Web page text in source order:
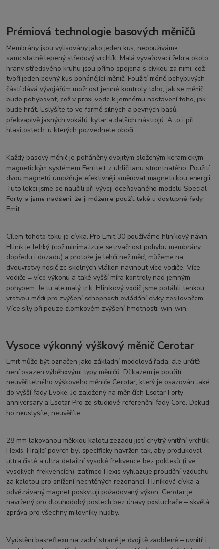
Prémiová technologie basových měničů
Membrány jsou vylisovány jako jeden kus; nepoužíváme
samostatně lepený středový vrchlík. Malá vyvažovací žebra okolo
hrany středového kruhu jsou přímo spojena s cívkou za nimi, což
tvoří jeden pevný kus pohánějící měnič. Použití méně pohyblivých
částí dává vývojářům možnost jemné kontroly toho, jak se měnič
bude pohybovat, což v praxi vede k jemnému nastavení toho, jak
bude hrát. Uslyšíte to ve formě silných a pevných basů,
překvapivě jasných vokálů, kytar a dalších nástrojů. A to i při
hlasitostech, u kterých pozvednete obočí.
Každý basový měnič je poháněný dvojitým složeným keramickým
magnetickým systémem Ferrite+ z uhličitanu strontnatého. Použití
dvou magnetů umožňuje efektivněji směrovat magnetickou energii.
Tuto lekci jsme se naučili při vývoji oceňovaného modelu Special
Forty, a jsme nadšeni, že ji můžeme použít také u dostupné řady
Emit.
Cílem tohoto toku je cívka. Pro Emit 30 používáme hliníkový návin.
Hliník je lehký (což minimalizuje setrvačnost pohybu membrány
dopředu i dozadu) a protože je lehčí než měď, můžeme na
dvouvrstvý nosič ze skelných vláken navinout více vodiče. Více
vodiče = více výkonu a také vyšší míra kontroly nad jemným
pohybem. Je tu ale malý trik. Hliníkový vodič jsme potáhli tenkou
vrstvou mědi pro zvýšení schopnosti ovládání cívky zesilovačem.
Více síly při pouze zlomkovém zvýšení hmotnosti: win-win.
Vysoce výkonný výškový měnič Cerotar
Emit může být označen jako základní modelová řada, ale určitě
není osazen výběhovými typy měničů. Důkazem je použití
neuvěřitelného výškového měniče Cerotar, který je osazován také
do vyšší řady Evoke. Je založený na měničích Esotar Forty
anniversary a Esotar Pro ze studiové referenční řady Core. Dokud
ho neuslyšíte, neuvěříte.
28 mm lakovanou měkkou kalotu zezadu jistí chytrý vnitřní vrchlík
Hexis. Hrajicí povrch byl specificky navržen tak, aby produkoval
ultra čisté a ultra detailní vysoké frekvence bez poklesů (i ve
vysokých frekvencích), zatímco Hexis vyhlazuje proudění vzduchu
za kalotou pro snížení nechtěných rezonancí. Hliníková cívka a
odvětrávaný magnet poskytují požadovaný výkon. Cerotar je
navržený pro dlouhodobý poslech bez únavy posluchače – skvělá
zpráva pro všechny milovníky hudby.
Vyústění basreflexu na zadní straně je dvojitě zaoblené – uvnitř i